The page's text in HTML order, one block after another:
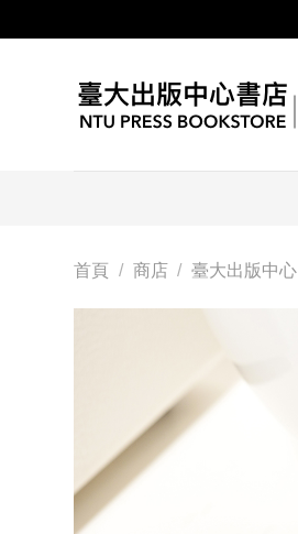
首頁 / 商店 / 臺大出版中心